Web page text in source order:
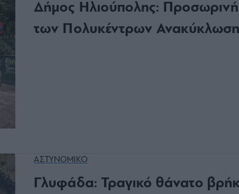
Δήμος Ηλιούπολης: Προσωρινή
των Πολυκέντρων
ΑΣΤΥΝΟΜΙΚΟ
Γλυφάδα: Τραγικό θάνατο